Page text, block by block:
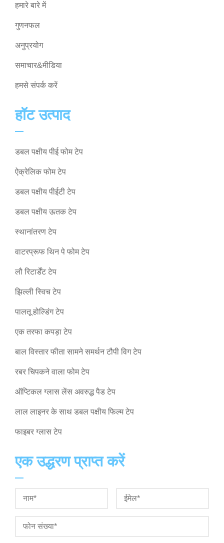
हमारे बारे में
गुणनफल
अनुप्रयोग
समाचार&मीडिया
हमसे संपर्क करें
हॉट उत्पाद
डबल पक्षीय पीई फोम टेप
ऐक्रेलिक फोम टेप
डबल पक्षीय पीईटी टेप
डबल पक्षीय ऊतक टेप
स्थानांतरण टेप
वाटरप्रूफ थिन पे फोम टेप
लौ रिटार्डेंट टेप
झिल्ली स्विच टेप
पालतू होल्डिंग टेप
एक तरफा कपड़ा टेप
बाल विस्तार फीता सामने समर्थन टौपी विग टेप
रबर चिपकने वाला फोम टेप
ऑप्टिकल ग्लास लेंस अवरुद्ध पैड टेप
लाल लाइनर के साथ डबल पक्षीय फिल्म टेप
फाइबर ग्लास टेप
एक उद्धरण प्राप्त करें